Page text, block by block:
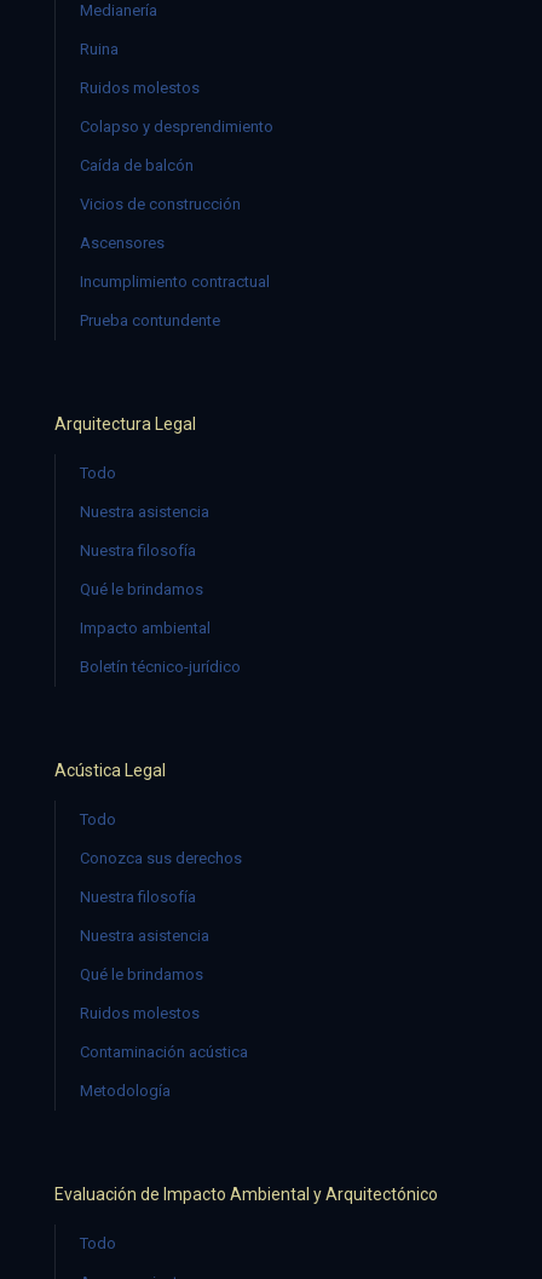
Medianería
Ruina
Ruidos molestos
Colapso y desprendimiento
Caída de balcón
Vicios de construcción
Ascensores
Incumplimiento contractual
Prueba contundente
Arquitectura Legal
Todo
Nuestra asistencia
Nuestra filosofía
Qué le brindamos
Impacto ambiental
Boletín técnico-jurídico
Acústica Legal
Todo
Conozca sus derechos
Nuestra filosofía
Nuestra asistencia
Qué le brindamos
Ruidos molestos
Contaminación acústica
Metodología
Evaluación de Impacto Ambiental y Arquitectónico
Todo